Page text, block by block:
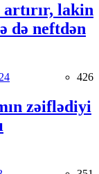
artırır, lakin
də neftdən
426
zəiflədiyi